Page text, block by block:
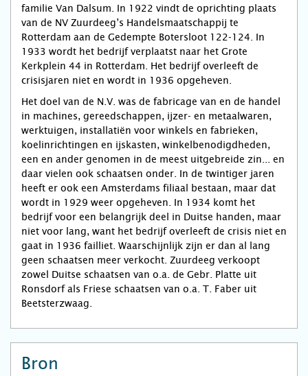
familie Van Dalsum. In 1922 vindt de oprichting plaats
van de NV Zuurdeeg’s Handelsmaatschappij te
Rotterdam aan de Gedempte Botersloot 122-124. In
1933 wordt het bedrijf verplaatst naar het Grote
Kerkplein 44 in Rotterdam. Het bedrijf overleeft de
crisisjaren niet en wordt in 1936 opgeheven.
Het doel van de N.V. was de fabricage van en de handel
in machines, gereedschappen, ijzer- en metaalwaren,
werktuigen, installatiën voor winkels en fabrieken,
koelinrichtingen en ijskasten, winkelbenodigdheden,
een en ander genomen in de meest uitgebreide zin... en
daar vielen ook schaatsen onder. In de twintiger jaren
heeft er ook een Amsterdams filiaal bestaan, maar dat
wordt in 1929 weer opgeheven. In 1934 komt het
bedrijf voor een belangrijk deel in Duitse handen, maar
niet voor lang, want het bedrijf overleeft de crisis niet en
gaat in 1936 failliet. Waarschijnlijk zijn er dan al lang
geen schaatsen meer verkocht. Zuurdeeg verkoopt
zowel Duitse schaatsen van o.a. de Gebr. Platte uit
Ronsdorf als Friese schaatsen van o.a. T. Faber uit
Beetsterzwaag.
Bron